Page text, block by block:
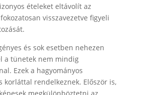
ételeket eltávolít az
visszavezetve figyeli
és sok esetben nehezen
a tünetek nem mindig
Ezek a hagyományos
korláttal rendelkeznek. Először is,